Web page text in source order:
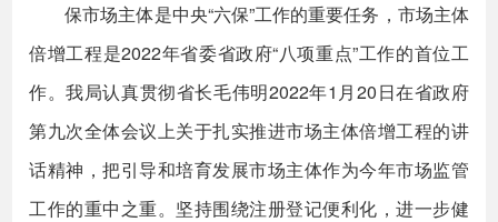
保市场主体是中央“六保”工作的重要任务，市场主体
倍增工程是2022年省委省政府“八项重点”工作的首位工
作。我局认真贯彻省长毛伟明2022年1月20日在省政府
第九次全体会议上关于扎实推进市场主体倍增工程的讲
话精神，把引导和培育发展市场主体作为今年市场监管
工作的重中之重。坚持围绕注册登记便利化，进一步健